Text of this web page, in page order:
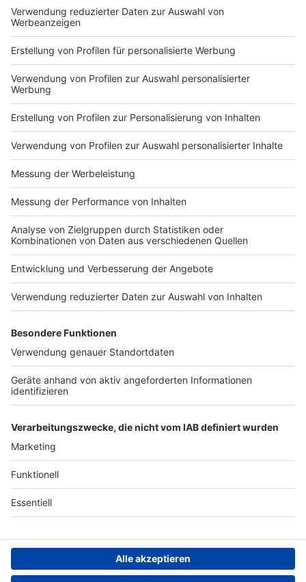
Du hast dir noch keine Artikel gemerkt
Markiere sie hierfür mit einem
Impressum
Nutzungsbedingungen
Jobs
Presse
Werben
Archiv
ANTENNE BAYERN GROUP
Stiftung ANTENNE BAYERN
hilft
Teilnahmebedingungen
Grounding Page ANTENNE
BAYERN
Kontakt
Studio-Hotline
Verkehrs-Hotline
Datenschutz­erklärung
einstellungen
Persönliche Datenkontrolle
Newsletter